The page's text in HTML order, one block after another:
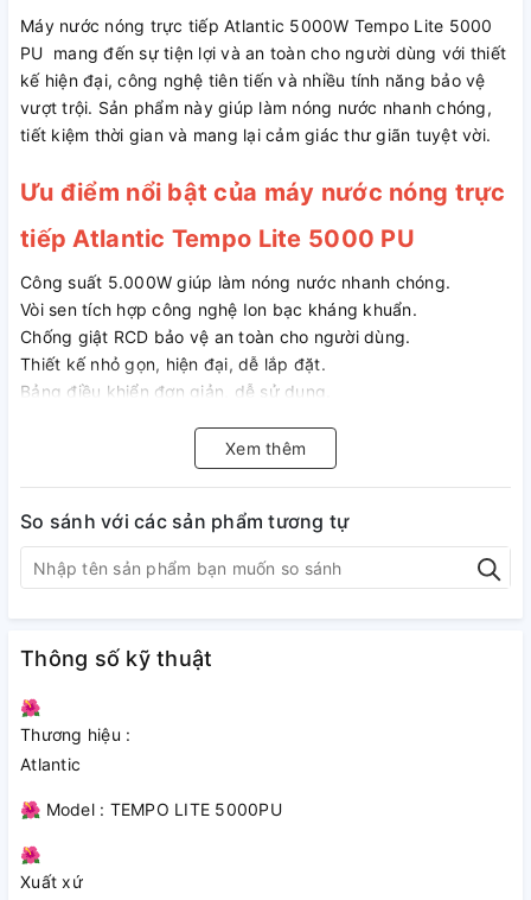
Máy nước nóng trực tiếp Atlantic 5000W Tempo Lite 5000
PU mang đến sự tiện lợi và an toàn cho người dùng với thiết
kế hiện đại, công nghệ tiên tiến và nhiều tính năng bảo vệ
vượt trội. Sản phẩm này giúp làm nóng nước nhanh chóng,
tiết kiệm thời gian và mang lại cảm giác thư giãn tuyệt vời.
Ưu điểm nổi bật của máy nước nóng trực
tiếp Atlantic Tempo Lite 5000 PU
Công suất 5.000W giúp làm nóng nước nhanh chóng.
Vòi sen tích hợp công nghệ Ion bạc kháng khuẩn.
Chống giật RCD bảo vệ an toàn cho người dùng.
Thiết kế nhỏ gọn, hiện đại, dễ lắp đặt.
Bảng điều khiển đơn giản, dễ sử dụng.
Chế độ cảm biến chống bỏng giúp bảo vệ người sử dụng.
Vỏ nhựa ABS cao cấp chống cháy, chống thấm nước IP25.
Xem thêm
So sánh với các sản phẩm tương tự
Thông số kỹ thuật
🌺
Thương hiệu :
Atlantic
🌺 Model : TEMPO LITE 5000PU
🌺
Xuất xứ